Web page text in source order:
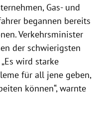
Gas- und
begannen bereits
Verkehrsminister
der schwierigsten
wird starke
für all jene geben,
können“, warnte